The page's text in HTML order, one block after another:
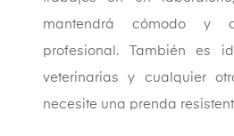
mantendrá cómodo y
profesional. También es
veterinarias y cualquier
necesite una prenda